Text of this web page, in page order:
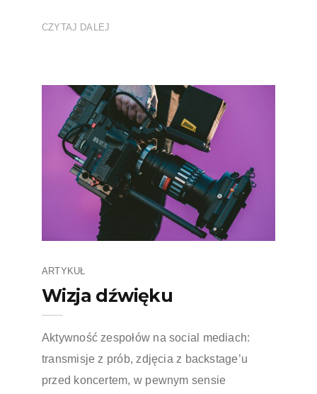
CZYTAJ DALEJ
ARTYKUŁ
Wizja dźwięku
Aktywność zespołów na social mediach:
transmisje z prób, zdjęcia z backstage’u
przed koncertem, w pewnym sensie